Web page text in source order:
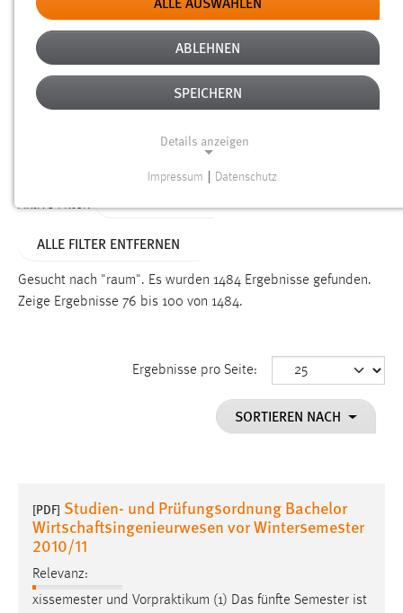
Erstellungsdatum
Alter
Aktive Filter:
ALLE FILTER ENTFERNEN
Gesucht nach "raum". Es wurden 1484 Ergebnisse gefunden.
Zeige Ergebnisse 76 bis 100 von 1484.
Ergebnisse pro Seite:
SORTIEREN NACH
[PDF] Studien- und Prüfungsordnung Bachelor
Wirtschaftsingenieurwesen vor Wintersemester
2010/11
Relevanz:
xissemester und Vorpraktikum (1) Das fünfte Semester ist
ABLEHNEN
SPEICHERN
Details anzeigen
Funktionen und sind für die einwandfreie Funktion der
Einverständnis
cookie_consent
Dieser Cookie speichert die ausgewählten Einverständnis-
Performance
Name:
staticfilecache
Impressum Datenschutz